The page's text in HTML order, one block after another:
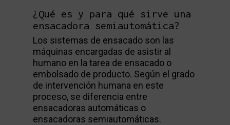
¿Qué es y para qué sirve una
ensacadora semiautomática?
Los sistemas de ensacado son las
máquinas encargadas de asistir al
humano en la tarea de ensacado o
embolsado de producto. Según el grado
de intervención humana en este
proceso, se diferencia entre
ensacadoras automáticas o
ensacadoras semiautomáticas.